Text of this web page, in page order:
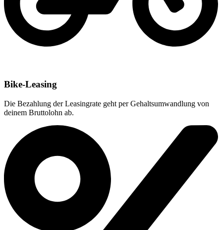
Bike-Leasing
Die Bezahlung der Leasingrate geht per Gehaltsumwandlung von
deinem Bruttolohn ab.